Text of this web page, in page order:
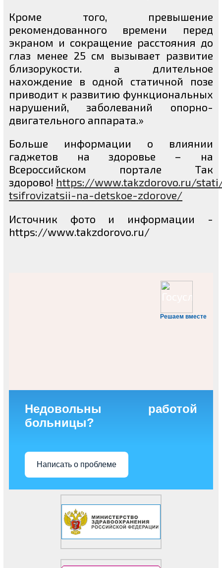
Кроме того, превышение
рекомендованного времени перед
экраном и сокращение расстояния до
глаз менее 25 см вызывает развитие
близорукости. а длительное
нахождение в одной статичной позе
приводит к развитию функциональных
нарушений, заболеваний опорно-
двигательного аппарата.»
Больше информации о влиянии
гаджетов на здоровье – на
Всероссийском портале Так
здорово! https://www.takzdorovo.ru/
tsifrovizatsii-na-detskoe-zdorove/
Источник фото и информации -
https://www.takzdorovo.ru/
Решаем вместе
Недовольны работой
больницы?
Написать о проблеме